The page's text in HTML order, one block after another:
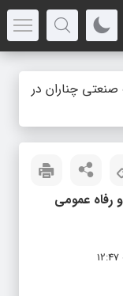
چناران در
عمومی